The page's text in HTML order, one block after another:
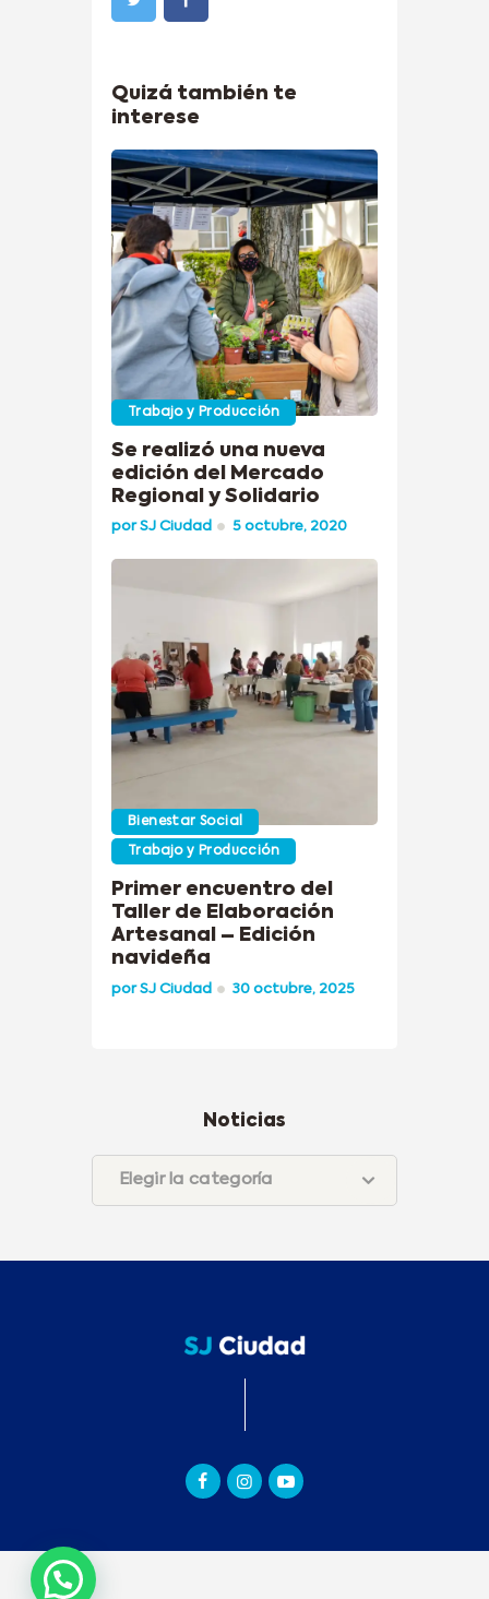
Quizá también te
interese
Trabajo y Producción
Se realizó una nueva
edición del Mercado
Regional y Solidario
porSJ Ciudad 5 octubre, 2020
Bienestar Social
Trabajo y Producción
Primer encuentro del
Taller de Elaboración
Artesanal – Edición
navideña
porSJ Ciudad 30 octubre, 2025
Noticias